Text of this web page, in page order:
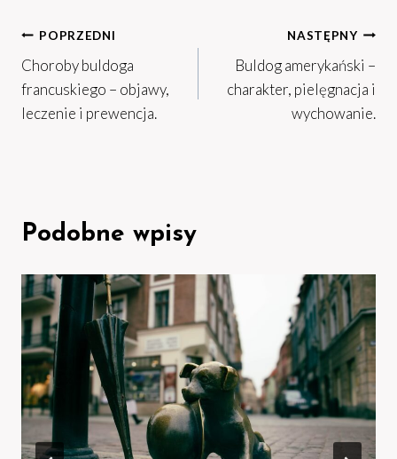
Nawigacja
wpisu
POPRZEDNI
Choroby buldoga
francuskiego – objawy,
leczenie i prewencja.
NASTĘPNY
Buldog amerykański –
charakter, pielęgnacja i
wychowanie.
Podobne wpisy